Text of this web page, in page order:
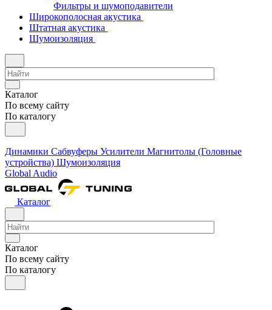
Фильтры и шумоподавители
Широкополосная акустика
Штатная акустика
Шумоизоляция
Каталог
По всему сайту
По каталогу
Динамики Сабвуферы Усилители Магнитолы (Головные
устройства) Шумоизоляция
Global Audio
Каталог
Каталог
По всему сайту
По каталогу